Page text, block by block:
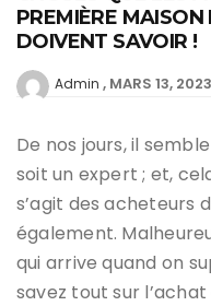
PREMIÈRE MAISON
DOIVENT SAVOIR !
Admin MARS 13, 2023
De nos jours, il
soit un expert ; et,
s’agit des acheteurs
également.
qui arrive quand on
savez tout sur